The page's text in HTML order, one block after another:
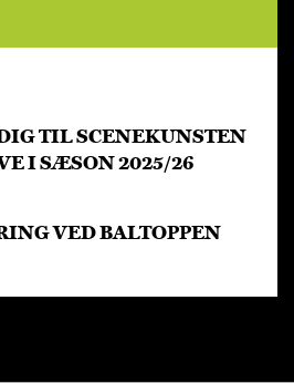
TIL SCENEKUNSTEN
I SÆSON 2025/26
VED BALTOPPEN